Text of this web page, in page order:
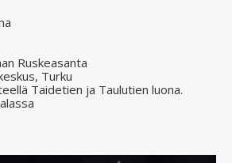
Ruskeasanta
Turku
Taidetien ja Taulutien luona.